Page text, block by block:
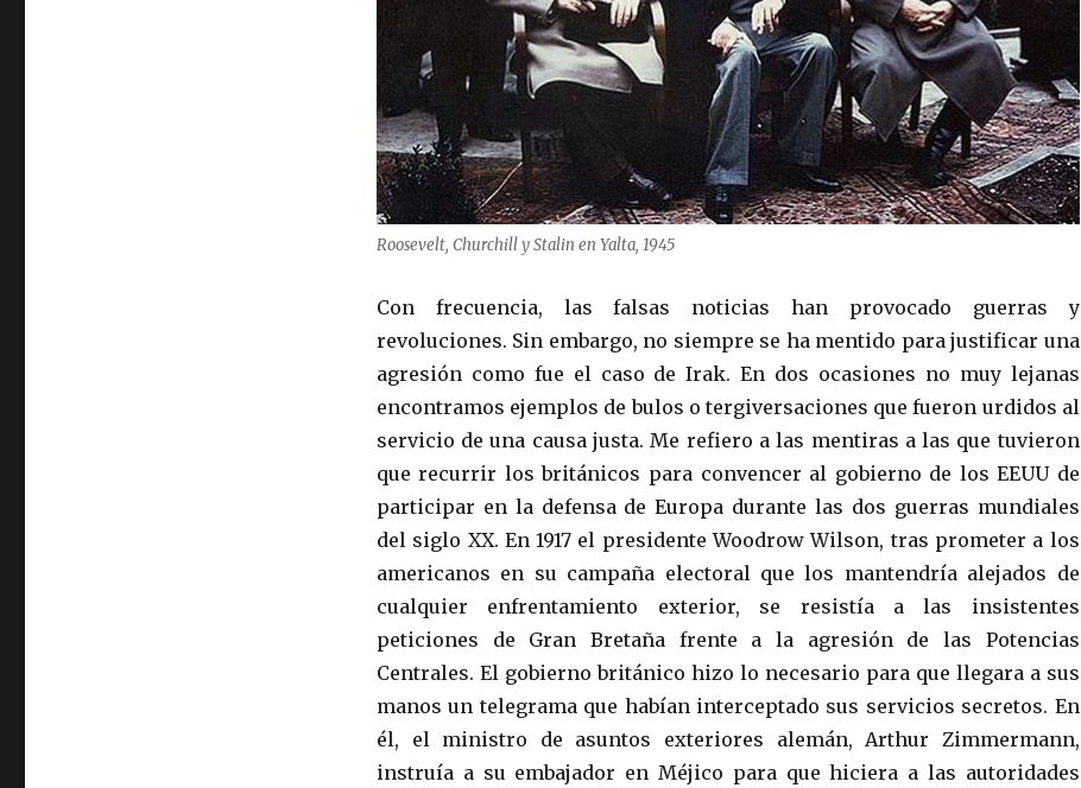
Roosevelt, Churchill y Stalin en Yalta, 1945
Con frecuencia, las falsas noticias han provocado guerras y
revoluciones. Sin embargo, no siempre se ha mentido para justificar una
agresión como fue el caso de Irak. En dos ocasiones no muy lejanas
encontramos ejemplos de bulos o tergiversaciones que fueron urdidos al
servicio de una causa justa. Me refiero a las mentiras a las que tuvieron
que recurrir los británicos para convencer al gobierno de los EEUU de
participar en la defensa de Europa durante las dos guerras mundiales
del siglo XX. En 1917 el presidente Woodrow Wilson, tras prometer a los
americanos en su campaña electoral que los mantendría alejados de
cualquier enfrentamiento exterior, se resistía a las insistentes
peticiones de Gran Bretaña frente a la agresión de las Potencias
Centrales. El gobierno británico hizo lo necesario para que llegara a sus
manos un telegrama que habían interceptado sus servicios secretos. En
él, el ministro de asuntos exteriores alemán, Arthur Zimmermann,
instruía a su embajador en Méjico para que hiciera a las autoridades